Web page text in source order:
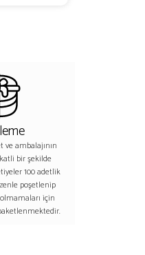
ve ambalajının
bir şekilde
100 adetlik
poşetlenip
için